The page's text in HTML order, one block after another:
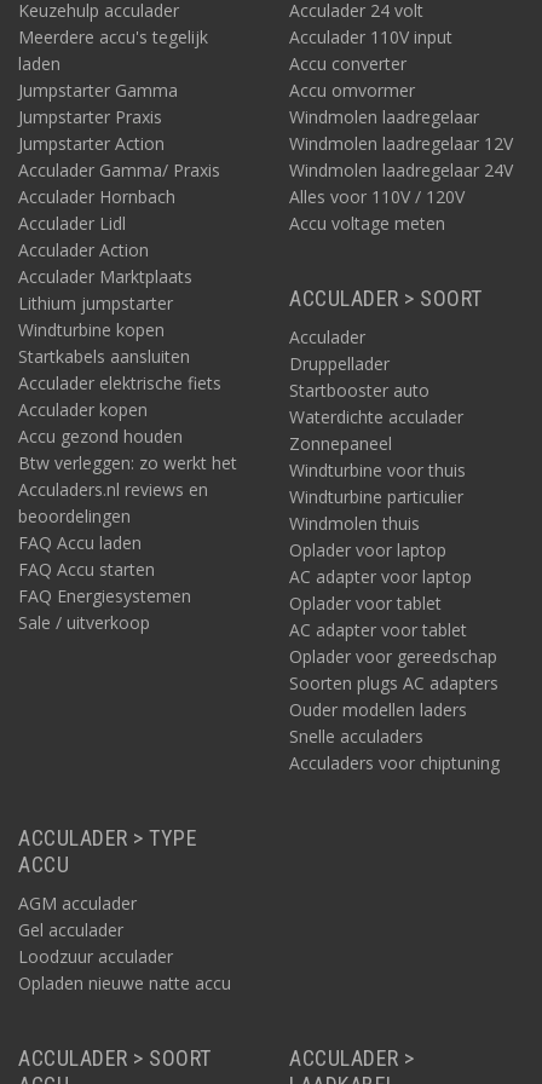
Ombouwpakket: van interieur en raamwerk tot isolatie en
afwerking
Bij de ombouw van bestelauto naar een kampeerwagen komt
vanzelfsprekend veel kijken. Dat wordt echter enorm
eenvoudiger met zo’n bouw- en uitlegpakket, afgestemd op
specifieke modellen bestelwagens, waaronder de Citroën
Jumper type L3H2. Verder zijn er ook camper ombouwpakketten
voor bijvoorbeeld de Fiat Ducato, Opel Movano, Peugeot
Boxer, Mercedes-Benz Sprinter, Volkswagen Transporter, Ford
Transit en Volkswagen Crafter. Zo’n pakket bestaat veelal uit
een behoorlijk aantal diensten en losse onderdelen. Een
wezenlijk onderdeel is het interieur zoals de meubels – veelal
van hout – met vele subonderdelen. Deze kloppen tot in alle
details, en de afmetingen zijn tot op de millimeter nauwkeurig.
Het bedrijf de Vantast bijvoorbeeld heeft deze ontworpen met
3D software.
De bouwpakketten zijn efficiënt en overzichtelijk, met heldere
handleidingen. Zoals het in de huidige tijd betaamt, is er daarbij
veel aandacht voor duurzaamheid. Dat geldt voor het gehele
plaatje, waarin er naast de inbouw van de meubels ook
gedetailleerde aandacht is voor de stoffering en aankleding, het
plaatsen van de ramen, de bekabeling, de isolatie, de montage,
het aansluiten van de apparatuur en de nauwkeurige afwerking
Zoals gezegd, een onmisbaar onderdeel hierbij is ook de elektra
elektra?
Keuzehulp acculader
Meerdere accu's tegelijk
laden
Jumpstarter Gamma
Jumpstarter Praxis
Jumpstarter Action
Acculader Gamma/ Praxis
Acculader Hornbach
Acculader Lidl
Acculader Action
Acculader Marktplaats
Lithium jumpstarter
Windturbine kopen
Startkabels aansluiten
Acculader elektrische fiets
Acculader kopen
Accu gezond houden
Btw verleggen: zo werkt het
Acculaders.nl reviews en
beoordelingen
FAQ Accu laden
FAQ Accu starten
FAQ Energiesystemen
Sale / uitverkoop
Acculader 24 volt
Acculader 110V input
Accu converter
Accu omvormer
Windmolen laadregelaar
Windmolen laadregelaar 12V
Windmolen laadregelaar 24V
Alles voor 110V / 120V
Accu voltage meten
ACCULADER > SOORT
Acculader
Druppellader
Startbooster auto
Waterdichte acculader
Zonnepaneel
Windturbine voor thuis
Windturbine particulier
Windmolen thuis
Oplader voor laptop
AC adapter voor laptop
Oplader voor tablet
AC adapter voor tablet
Oplader voor gereedschap
Soorten plugs AC adapters
Ouder modellen laders
Snelle acculaders
Acculaders voor chiptuning
ACCULADER > TYPE
ACCU
AGM acculader
Gel acculader
Loodzuur acculader
Opladen nieuwe natte accu
ACCULADER > SOORT
ACCULADER >